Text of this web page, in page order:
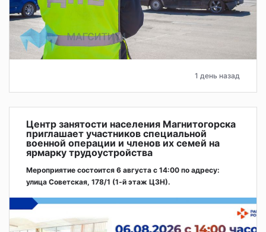
1 день назад
Центр занятости населения Магнитогорска
приглашает участников специальной
военной операции и членов их семей на
ярмарку трудоустройства
Мероприятие состоится 6 августа с 14:00 по адресу:
улица Советская, 178/1 (1‑й этаж ЦЗН).